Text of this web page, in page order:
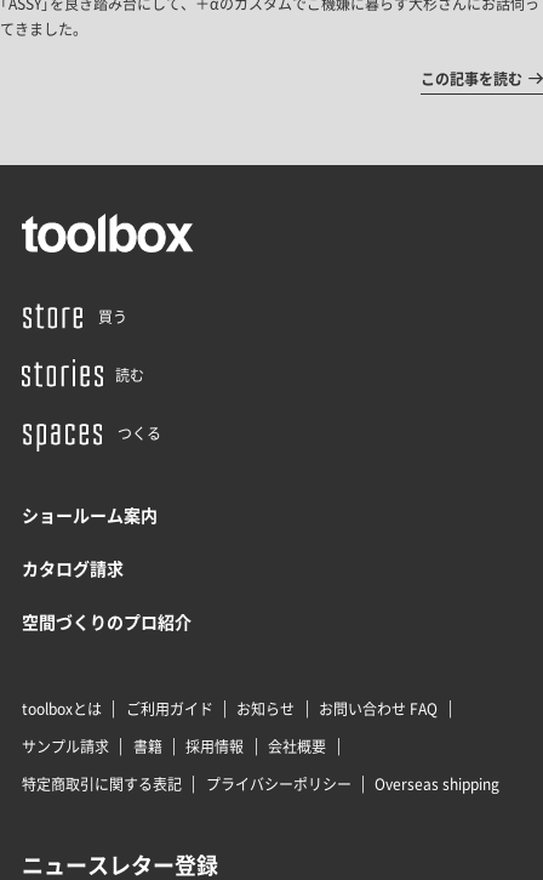
てきました。
この記事を読む
買う
読む
つくる
ショールーム案内
カタログ請求
空間づくりのプロ紹介
toolboxとは ご利用ガイド お知らせ
お問い合わせ FAQ
サンプル請求
書籍 採用情報
会社概要
特定商取引に関する表記
プライバシーポリシー Overseas shipping